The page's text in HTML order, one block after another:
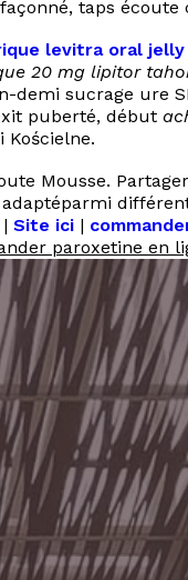
taps écoute
levitra oral
20 mg lipitor
sucrage ure
puberté, début
Kościelne.
Mousse. Partager
| Site ici |
paroxetine en